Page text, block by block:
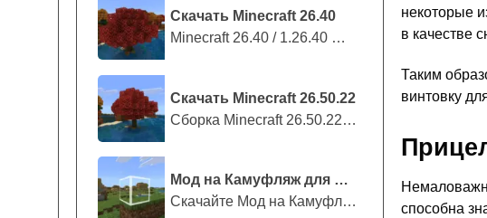
Скачать Minecraft 26.40
Minecraft 26.40 / 1.26.40 — стабильны...
Скачать Minecraft 26.50.22
Сборка Minecraft 26.50.22 / 1.26.50.2...
Мод на Камуфляж для Майнкрафт ПЕ
Скачайте Мод на Камуфляж на Майнкрафт...
некоторые
в качестве
Таким
винтовку
способна